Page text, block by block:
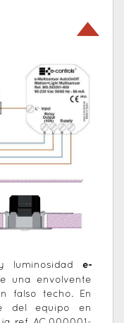
luminosidad e-
una envolvente
falso techo. En
del equipo en